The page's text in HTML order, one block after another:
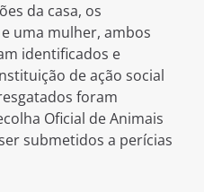
da casa, os
uma mulher, ambos
identificados e
de ação social
foram
Oficial de Animais
submetidos a perícias